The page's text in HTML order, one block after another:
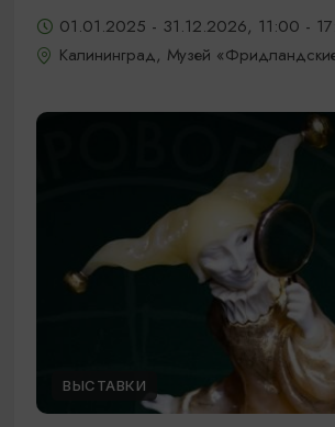
01.01.2025 - 31.12.2026, 11:00 -
Калининград, Музей
ВЫСТАВКИ